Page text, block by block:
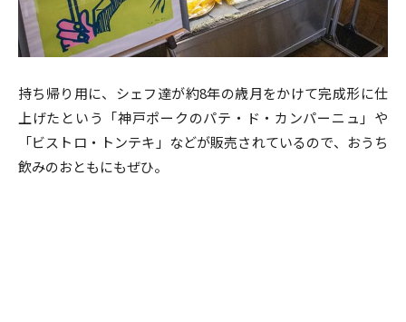
持ち帰り用に、シェフ達が約8年の歳月をかけて完成形に仕
上げたという「神戸ポークのパテ・ド・カンパーニュ」や
「ビストロ・トンテキ」などが販売されているので、おうち
飲みのおともにもぜひ。